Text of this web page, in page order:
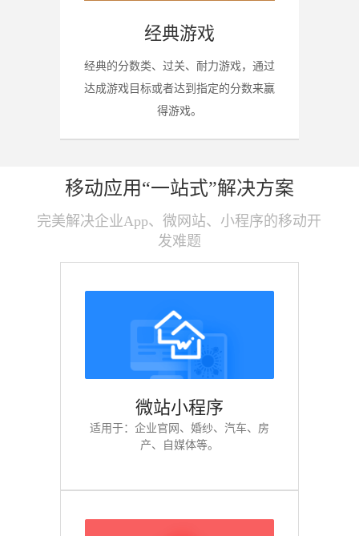
经典游戏
经典的分数类、过关、耐力游戏，通过
达成游戏目标或者达到指定的分数来赢
得游戏。
移动应用“一站式”解决方案
完美解决企业App、微网站、小程序的移动开
发难题
微站小程序
适用于：企业官网、婚纱、汽车、房
产、自媒体等。